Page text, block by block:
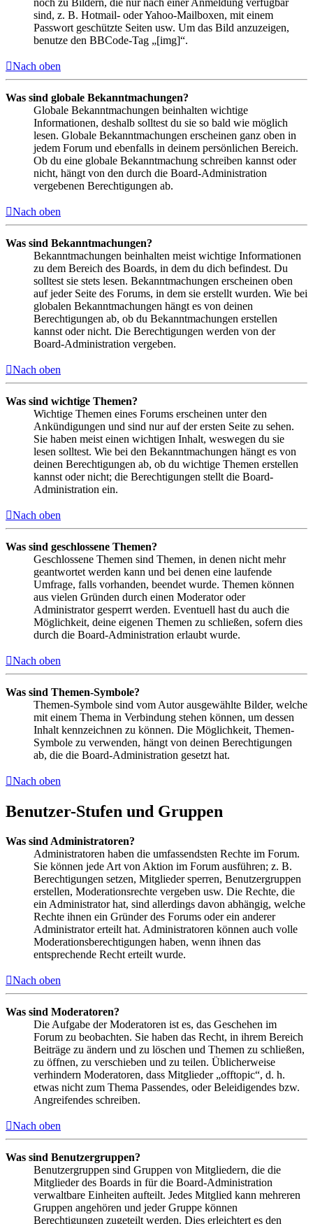
noch zu Bildern, die nur nach einer Anmeldung verfügbar
sind, z. B. Hotmail- oder Yahoo-Mailboxen, mit einem
Passwort geschützte Seiten usw. Um das Bild anzuzeigen,
benutze den BBCode-Tag „[img]“.
Nach oben
Was sind globale Bekanntmachungen?
Globale Bekanntmachungen beinhalten wichtige
Informationen, deshalb solltest du sie so bald wie möglich
lesen. Globale Bekanntmachungen erscheinen ganz oben in
jedem Forum und ebenfalls in deinem persönlichen Bereich.
Ob du eine globale Bekanntmachung schreiben kannst oder
nicht, hängt von den durch die Board-Administration
vergebenen Berechtigungen ab.
Nach oben
Was sind Bekanntmachungen?
Bekanntmachungen beinhalten meist wichtige Informationen
zu dem Bereich des Boards, in dem du dich befindest. Du
solltest sie stets lesen. Bekanntmachungen erscheinen oben
auf jeder Seite des Forums, in dem sie erstellt wurden. Wie bei
globalen Bekanntmachungen hängt es von deinen
Berechtigungen ab, ob du Bekanntmachungen erstellen
kannst oder nicht. Die Berechtigungen werden von der
Board-Administration vergeben.
Nach oben
Was sind wichtige Themen?
Wichtige Themen eines Forums erscheinen unter den
Ankündigungen und sind nur auf der ersten Seite zu sehen.
Sie haben meist einen wichtigen Inhalt, weswegen du sie
lesen solltest. Wie bei den Bekanntmachungen hängt es von
deinen Berechtigungen ab, ob du wichtige Themen erstellen
kannst oder nicht; die Berechtigungen stellt die Board-
Administration ein.
Nach oben
Was sind geschlossene Themen?
Geschlossene Themen sind Themen, in denen nicht mehr
geantwortet werden kann und bei denen eine laufende
Umfrage, falls vorhanden, beendet wurde. Themen können
aus vielen Gründen durch einen Moderator oder
Administrator gesperrt werden. Eventuell hast du auch die
Möglichkeit, deine eigenen Themen zu schließen, sofern dies
durch die Board-Administration erlaubt wurde.
Nach oben
Was sind Themen-Symbole?
Themen-Symbole sind vom Autor ausgewählte Bilder, welche
mit einem Thema in Verbindung stehen können, um dessen
Inhalt kennzeichnen zu können. Die Möglichkeit, Themen-
Symbole zu verwenden, hängt von deinen Berechtigungen
ab, die die Board-Administration gesetzt hat.
Nach oben
Benutzer-Stufen und Gruppen
Was sind Administratoren?
Administratoren haben die umfassendsten Rechte im Forum.
Sie können jede Art von Aktion im Forum ausführen; z. B.
Berechtigungen setzen, Mitglieder sperren, Benutzergruppen
erstellen, Moderationsrechte vergeben usw. Die Rechte, die
ein Administrator hat, sind allerdings davon abhängig, welche
Rechte ihnen ein Gründer des Forums oder ein anderer
Administrator erteilt hat. Administratoren können auch volle
Moderationsberechtigungen haben, wenn ihnen das
entsprechende Recht erteilt wurde.
Nach oben
Was sind Moderatoren?
Die Aufgabe der Moderatoren ist es, das Geschehen im
Forum zu beobachten. Sie haben das Recht, in ihrem Bereich
Beiträge zu ändern und zu löschen und Themen zu schließen,
zu öffnen, zu verschieben und zu teilen. Üblicherweise
verhindern Moderatoren, dass Mitglieder „offtopic“, d. h.
etwas nicht zum Thema Passendes, oder Beleidigendes bzw.
Angreifendes schreiben.
Nach oben
Was sind Benutzergruppen?
Benutzergruppen sind Gruppen von Mitgliedern, die die
Mitglieder des Boards in für die Board-Administration
verwaltbare Einheiten aufteilt. Jedes Mitglied kann mehreren
Gruppen angehören und jeder Gruppe können
Berechtigungen zugeteilt werden. Dies erleichtert es den